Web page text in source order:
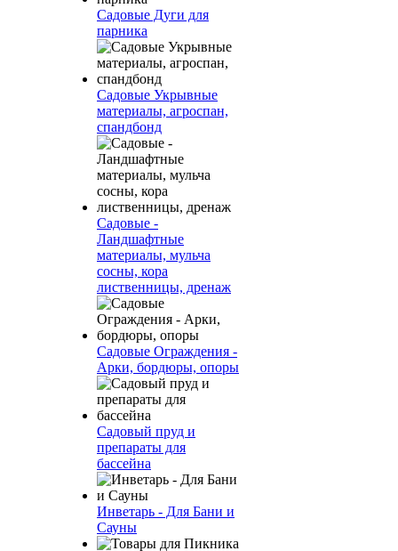
Садовые Дуги для
парника
Садовые Укрывные
материалы, агроспан,
спандбонд
Садовые -
Ландшафтные
материалы, мульча
сосны, кора
лиственницы, дренаж
Садовые Ограждения -
Арки, бордюры, опоры
Садовый пруд и
препараты для
бассейна
Инветарь - Для Бани и
Сауны